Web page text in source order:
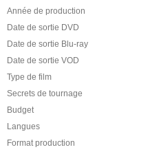
Année de production
Date de sortie DVD
Date de sortie Blu-ray
Date de sortie VOD
Type de film
Secrets de tournage
Budget
Langues
Format production